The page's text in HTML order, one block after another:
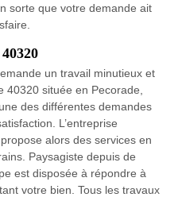
sorte que votre demande ait
un travail minutieux et
40320 située en Pecorade,
des différentes demandes
L’entreprise
alors des services en
Paysagiste depuis de
est disposée à répondre à
votre bien. Tous les travaux